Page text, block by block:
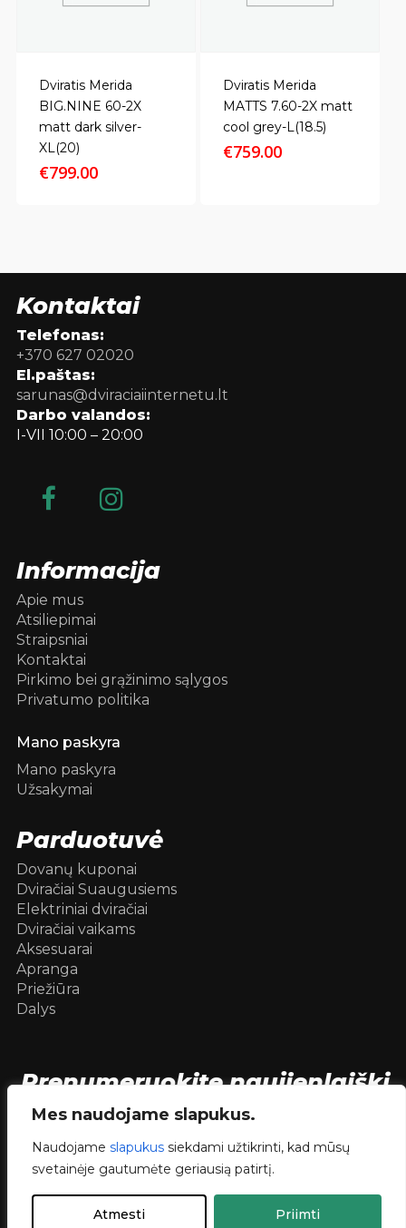
Mes naudojame slapukus.
Naudojame slapukus siekdami užtikrinti, kad mūsų
svetainėje gautumėte geriausią patirtį.
Atmesti Priimti
Dviratis Merida
BIG.NINE 60-2X
matt dark silver-
XL(20)
€799.00
Dviratis Merida
MATTS 7.60-2X matt
cool grey-L(18.5)
€759.00
Kontaktai
Telefonas:
+370 627 02020
El.paštas:
sarunas@dviraciaiinternetu.lt
Darbo valandos:
I-VII 10:00 – 20:00
Informacija
Apie mus
Atsiliepimai
Straipsniai
Kontaktai
Pirkimo bei grąžinimo sąlygos
Privatumo politika
Mano paskyra
Mano paskyra
Užsakymai
Parduotuvė
Dovanų kuponai
Dviračiai Suaugusiems
Elektriniai dviračiai
Dviračiai vaikams
Aksesuarai
Apranga
Priežiūra
Dalys
Prenumeruokite naujienlaiškį
[mc4wp_form id=104736]
© 2026 Dviračiai internetu .